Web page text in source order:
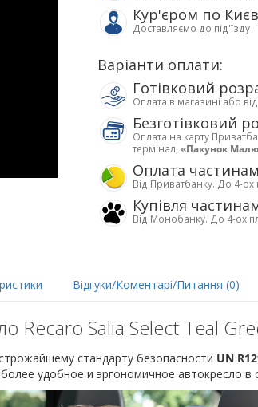
Кур'єром по
Доставляємо до під'їзду
Варіанти оплати:
Готівковий
Оплата в магазині або
Безготівковий
Оплата на карту
термінал, «Пакунок
Оплата
Від Приватбанку. До 4-ох
Купівля
Від Монобанку. До 4-ох
Відгуки/Коментарі/Питання (0)
Recaro Salia Select Teal
стандарту безопасности UN
удобное и эргономичное автокресло